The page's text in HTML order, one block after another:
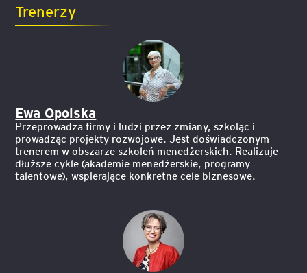
Trenerzy
Ewa Opolska
Przeprowadza firmy i ludzi przez zmiany, szkoląc i
prowadząc projekty rozwojowe. Jest doświadczonym
trenerem w obszarze szkoleń menedżerskich. Realizuje
dłuższe cykle (akademie menedżerskie, programy
talentowe), wspierające konkretne cele biznesowe.